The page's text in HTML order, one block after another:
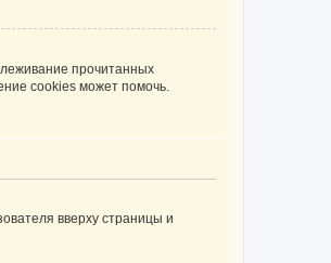
прочитанных
cookies может помочь.
вверху страницы и